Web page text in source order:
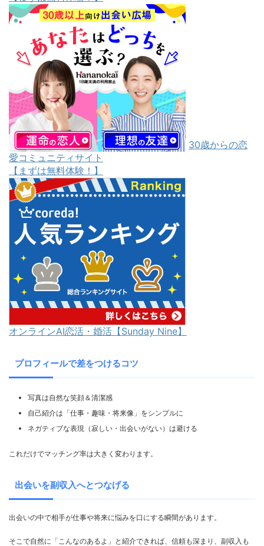
30歳からの恋
愛コミュニティサイト
【まずは無料体験！】
オンラインAI恋活・婚活【Sunday Nine】
プロフィールで差をつけるコツ
写真は自然な笑顔＆清潔感
自己紹介は「仕事・趣味・将来像」をシンプルに
ネガティブな表現（寂しい・出会いがない）は避ける
これだけでマッチング率は大きく変わります。
出会いを副収入へとつなげる
出会いの中で相手が仕事や将来に悩みを口にする瞬間があります。
そこで自然に「こんなのあるよ」と紹介できれば、信頼も深まり、副収入も